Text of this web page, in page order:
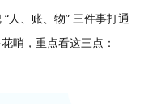
人、账、物” 三件事打通
哨，重点看这三点：